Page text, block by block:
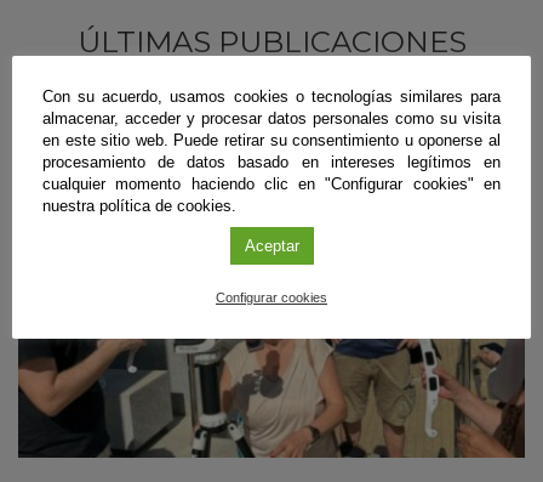
ÚLTIMAS PUBLICACIONES
#CienciaDirecta
Con su acuerdo, usamos cookies o tecnologías similares para
almacenar, acceder y procesar datos personales como su visita
en este sitio web. Puede retirar su consentimiento u oponerse al
procesamiento de datos basado en intereses legítimos en
cualquier momento haciendo clic en "Configurar cookies" en
nuestra política de cookies.
Aceptar
Configurar cookies